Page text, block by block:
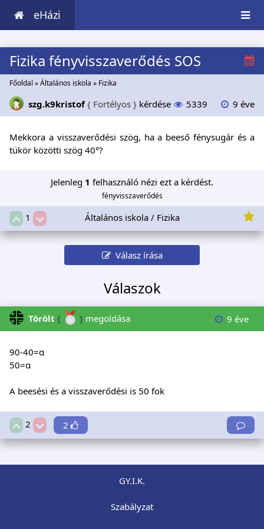
eHázi
Fizika fényvisszaverődés SOS
Főoldal »Általános iskola » Fizika
szg.k9kristof { Fortélyos } kérdése 5339 9 éve
Mekkora a visszaverődési szög, ha a beeső fénysugár és a
tükör közötti szög 40°?
Jelenleg 1 felhasználó nézi ezt a kérdést.
fényvisszaverődés
1 Általános iskola / Fizika
Válasz írása
Válaszok
Törölt { } megoldása 9 éve
90-40=α
50=α
A beesési és a visszaverődési is 50 fok
2 2
GY.I.K.
Szabályzat